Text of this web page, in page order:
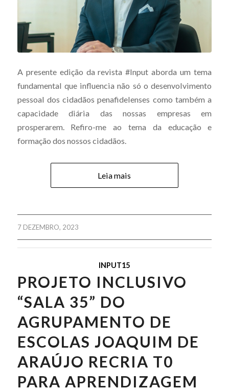
A presente edição da revista #Input aborda um tema
fundamental que influencia não só o desenvolvimento
pessoal dos cidadãos penafidelenses como também a
capacidade diária das nossas empresas em
prosperarem. Refiro-me ao tema da educação e
formação dos nossos cidadãos.
Leia mais
7 DEZEMBRO, 2023
INPUT15
PROJETO INCLUSIVO
“SALA 35” DO
AGRUPAMENTO DE
ESCOLAS JOAQUIM DE
ARAÚJO RECRIA T0
PARA APRENDIZAGEM